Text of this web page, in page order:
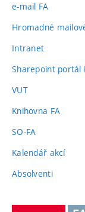
e-mail FA
Hromadné
Intranet
Sharepoint portál
VUT(externí
Knihovna FA
SO-FA
Kalendář akcí
Absolventi(externí